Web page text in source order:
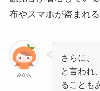
布やスマホが盗まれ
みかん
さらに、
と言われ
ることも